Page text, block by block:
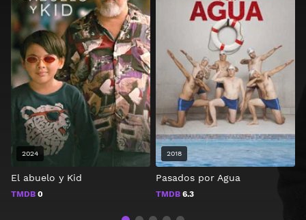
El abuelo y Kid
TMDB 0
2024
Pasados por Agua
TMDB 6.3
2018